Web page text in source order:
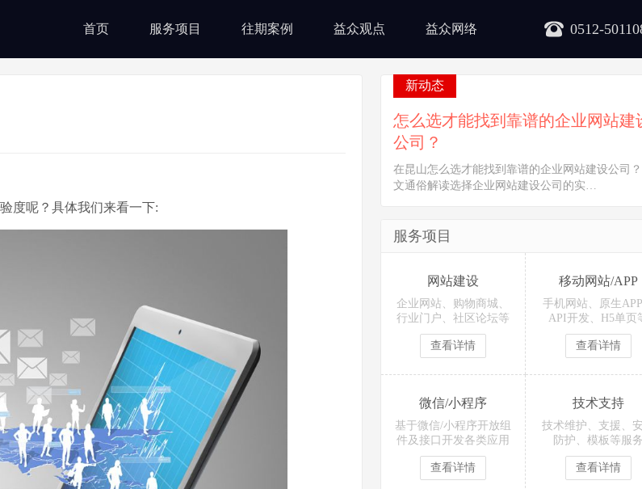
0512-
首页 服务项目 往期案例 益众观点 益众网络
度呢？具体我们来看一下:
新动态
怎么选才能找到靠谱的企业网站建
公司？
在昆山怎么选才能找到靠谱的企业网站建设公司
文通俗解读选择企业网站建设公司的实…
服务项目
网站建设
企业网站、购物商城、
行业门户、社区论坛等
查看详情
移动网站/APP
手机网站、原生
API开发、H5单页
查看详情
微信/小程序
基于微信/小程序开放组
件及接口开发各类应用
查看详情
技术支持
技术维护、支援、
防护、模板等服
查看详情